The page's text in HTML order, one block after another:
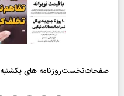
صفحات‌نخست‌روزنامه ها‌ی یکشنبه ۱۸ مردادماه